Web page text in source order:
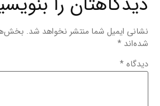
نشانی ایمیل شما منتشر نخواهد شد.
شده‌اند *
دیدگاه *